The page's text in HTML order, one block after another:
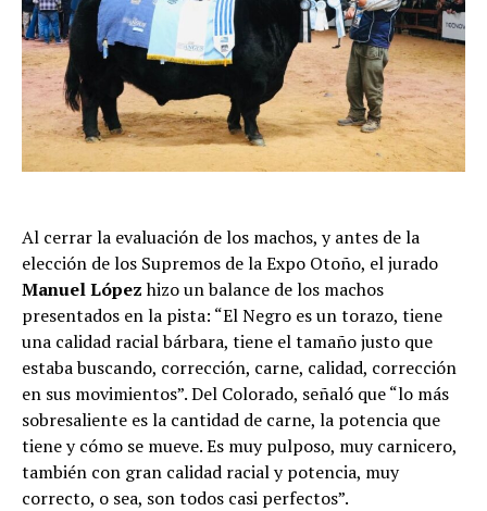
Al cerrar la evaluación de los machos, y antes de la
elección de los Supremos de la Expo Otoño, el jurado
Manuel Lópezhizo un balance de los machos
presentados en la pista: “El Negro es un torazo, tiene
una calidad racial bárbara, tiene el tamaño justo que
estaba buscando, corrección, carne, calidad, corrección
en sus movimientos”. Del Colorado, señaló que “lo más
sobresaliente es la cantidad de carne, la potencia que
tiene y cómo se mueve. Es muy pulposo, muy carnicero,
también con gran calidad racial y potencia, muy
correcto, o sea, son todos casi perfectos”.